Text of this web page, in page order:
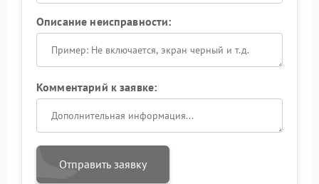
Описание неисправности:
Комментарий к заявке:
Отправить заявку